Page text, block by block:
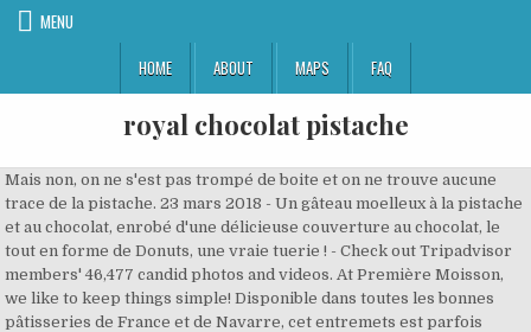
MENU
HOME
ABOUT MAPS FAQ
royal chocolat pistache
Mais non, on ne s'est pas trompé de boite et on ne trouve aucune
trace de la pistache. 23 mars 2018 - Un gâteau moelleux à la pistache
et au chocolat, enrobé d'une délicieuse couverture au chocolat, le
tout en forme de Donuts, une vraie tuerie ! - Check out Tripadvisor
members' 46,477 candid photos and videos. At Première Moisson,
we like to keep things simple! Disponible dans toutes les bonnes
pâtisseries de France et de Navarre, cet entremets est parfois